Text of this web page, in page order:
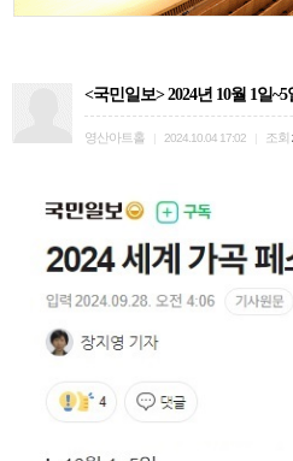
<국민일보> 2024년 10월 1일
영산아트홀 2024.10.04 17:02 조회